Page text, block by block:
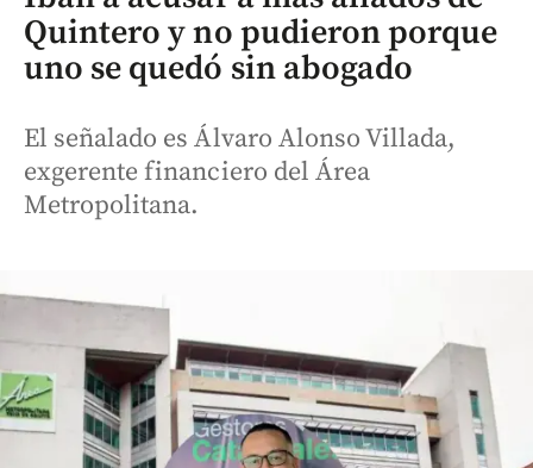
Quintero y no pudieron porque
uno se quedó sin abogado
El señalado es Álvaro Alonso Villada,
exgerente financiero del Área
Metropolitana.